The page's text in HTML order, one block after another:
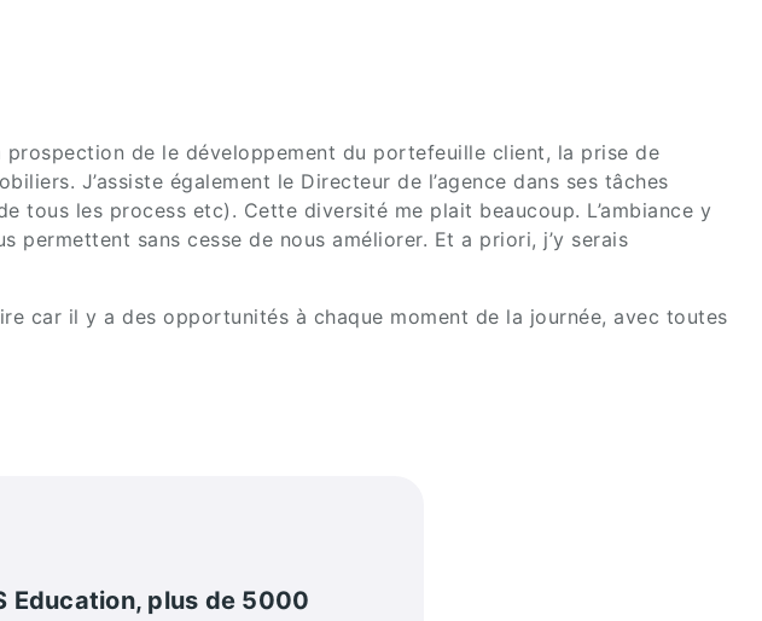
prospection de le développement du portefeuille client, la prise de
J’assiste également le Directeur de l’agence dans ses tâches
tous les process etc). Cette diversité me plait beaucoup. L’ambiance y
sans cesse de nous améliorer. Et a priori, j’y serais
car il y a des opportunités à chaque moment de la journée, avec toutes
Education, plus de 5000